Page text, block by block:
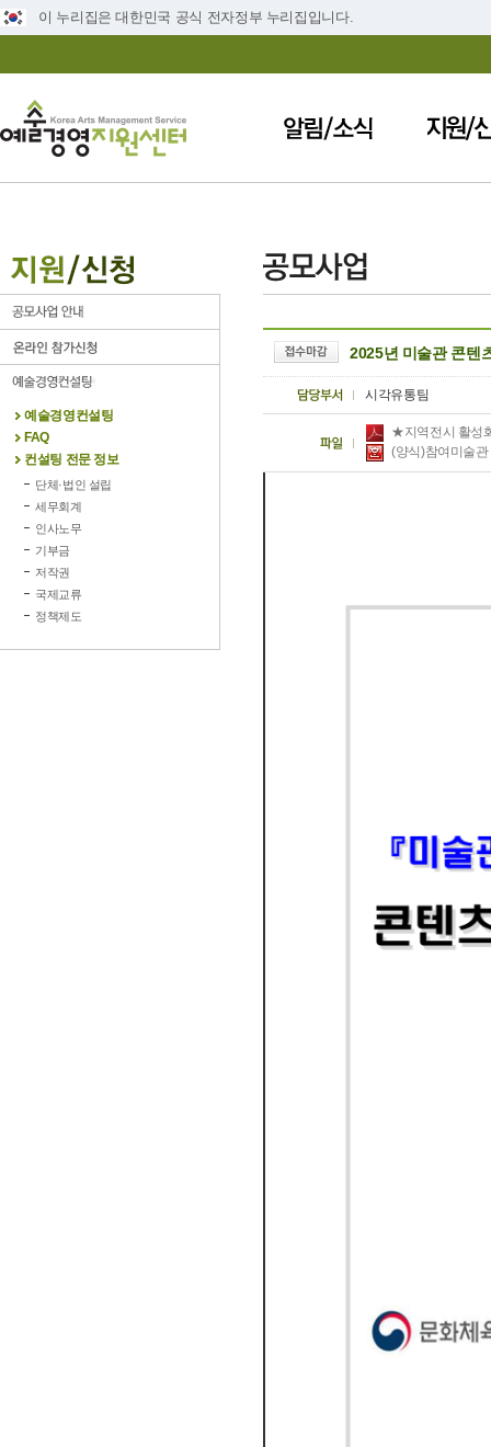
이 누리집은 대한민국 공식 전자정부 누리집입니다.
예술경영컨설팅
FAQ
컨설팅 전문 정보
단체·법인 설립
세무회계
인사노무
기부금
저작권
국제교류
정책제도
2025년 미술관 콘텐
시각유통팀
★지역전시 활성
(양식)참여미술